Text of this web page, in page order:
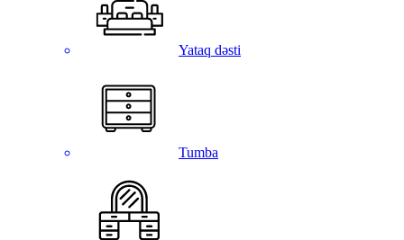
Yataq dəsti
Tumba